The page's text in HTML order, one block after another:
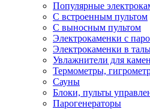
Популярные
С встроенным пультом
С выносным пультом
Электрокаменки с
Электрокаменки в
Увлажнители для
Термометры,
Сауны
Блоки, пульты
Парогенераторы